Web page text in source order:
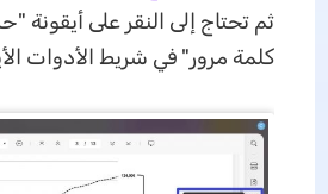
ثم تحتاج إلى النقر على أيقونة
كلمة مرور" في شريط الأدوات